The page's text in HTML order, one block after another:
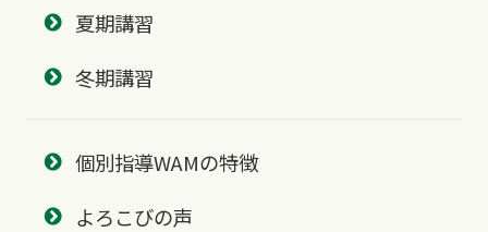
夏期講習
冬期講習
個別指導WAMの特徴
よろこびの声